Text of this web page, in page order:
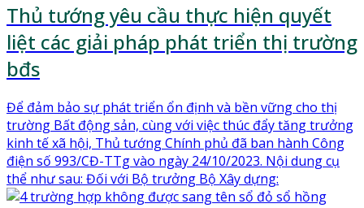
Thủ tướng yêu cầu thực hiện quyết
liệt các giải pháp phát triển thị trường
bđs
Để đảm bảo sự phát triển ổn định và bền vững cho thị
trường Bất động sản, cùng với việc thúc đẩy tăng trưởng
kinh tế xã hội, Thủ tướng Chính phủ đã ban hành Công
điện số 993/CĐ-TTg vào ngày 24/10/2023. Nội dung cụ
thể như sau: Đối với Bộ trưởng Bộ Xây dựng: